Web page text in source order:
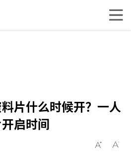
片什么时候开？一人
启时间